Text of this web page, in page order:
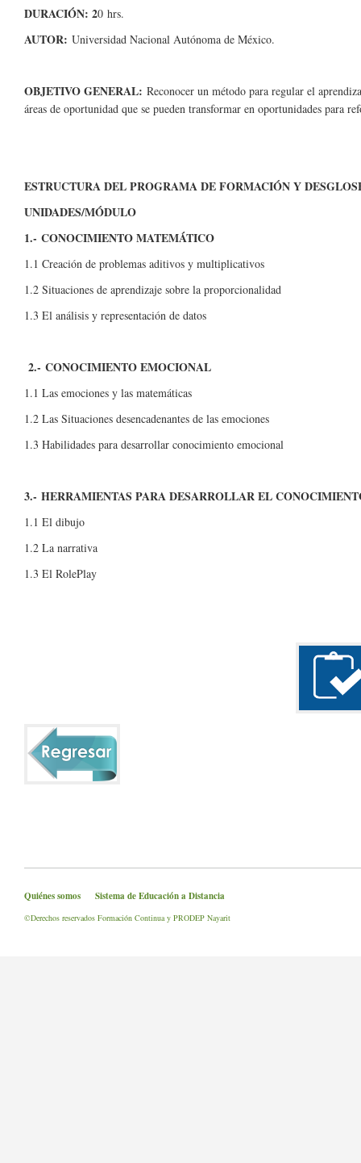
DURACIÓN: 20 hrs.
AUTOR: Universidad Nacional Autónoma de México.
OBJETIVO GENERAL: Reconocer un método para regular el
áreas de oportunidad que se pueden transformar en oportunidades para
ESTRUCTURA DEL PROGRAMA DE FORMACIÓN Y
UNIDADES/MÓDULO
1.- CONOCIMIENTO MATEMÁTICO
1.1 Creación de problemas aditivos y multiplicativos
1.2 Situaciones de aprendizaje sobre la proporcionalidad
1.3 El análisis y representación de datos
2.- CONOCIMIENTO EMOCIONAL
1.1 Las emociones y las matemáticas
1.2 Las Situaciones desencadenantes de las emociones
1.3 Habilidades para desarrollar conocimiento emocional
3.- HERRAMIENTAS PARA DESARROLLAR EL
1.1 El dibujo
1.2 La narrativa
1.3 El RolePlay
Quiénes somos Sistema de Educación a Distancia
©Derechos reservados Formación Continua y PRODEP Nayarit